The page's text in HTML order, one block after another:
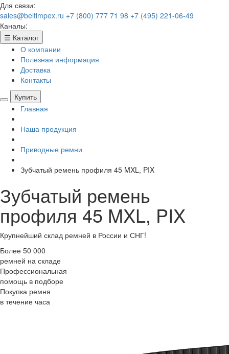
Для связи:
sales@beltimpex.ru +7 (800) 777 71 98 +7 (495) 221-06-49
Каналы:
☰ Каталог
О компании
Полезная информация
Доставка
Контакты
Купить
Главная
Наша продукция
Приводные ремни
Зубчатый ремень профиля 45 MXL, PIX
Зубчатый ремень
профиля 45 MXL, PIX
Крупнейший склад ремней в России и СНГ!
Более 50 000
ремней на складе
Профессиональная
помощь в подборе
Покупка ремня
в течение часа